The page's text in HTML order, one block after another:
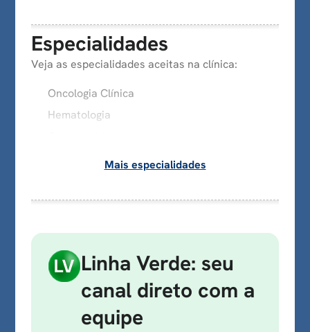
Especialidades
Veja as especialidades aceitas na clínica:
Oncologia Clínica
Hematologia
Mais especialidades
Linha Verde: seu
canal direto com a
equipe